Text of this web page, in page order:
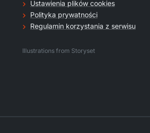
Ustawienia plików cookies
Polityka prywatności
Regulamin korzystania z serwisu
Illustrations from Storyset